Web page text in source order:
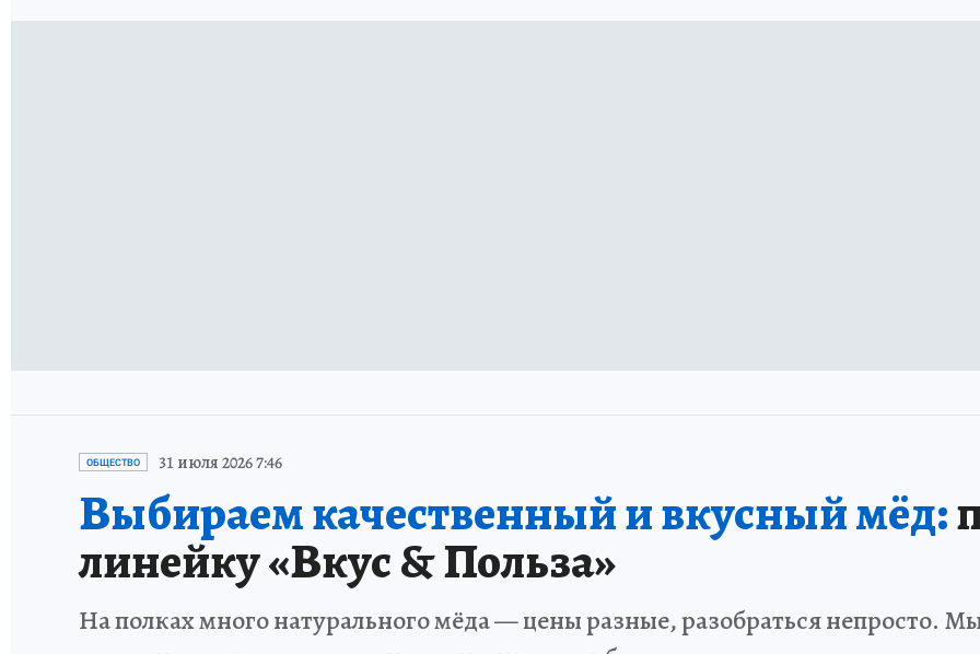
ОБЩЕСТВО 31 июля 2026 7:46
Выбираем качественный и вкусный мёд:
линейку «Вкус & Польза»
На полках много натурального мёда — цены разные, разобраться непросто.